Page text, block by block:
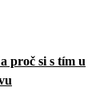
proč si s tím u